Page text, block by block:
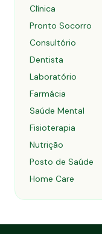
Clínica
Pronto Socorro
Consultório
Dentista
Laboratório
Farmácia
Saúde Mental
Fisioterapia
Nutrição
Posto de Saúde
Home Care